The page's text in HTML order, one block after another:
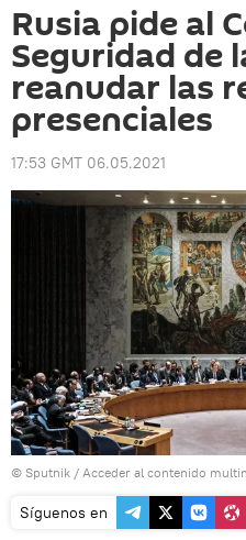
Rusia pide al
Seguridad de
reanudar las
presenciales
17:53 GMT 06.05.2021
© Sputnik / Acceder al contenido
Síguenos en